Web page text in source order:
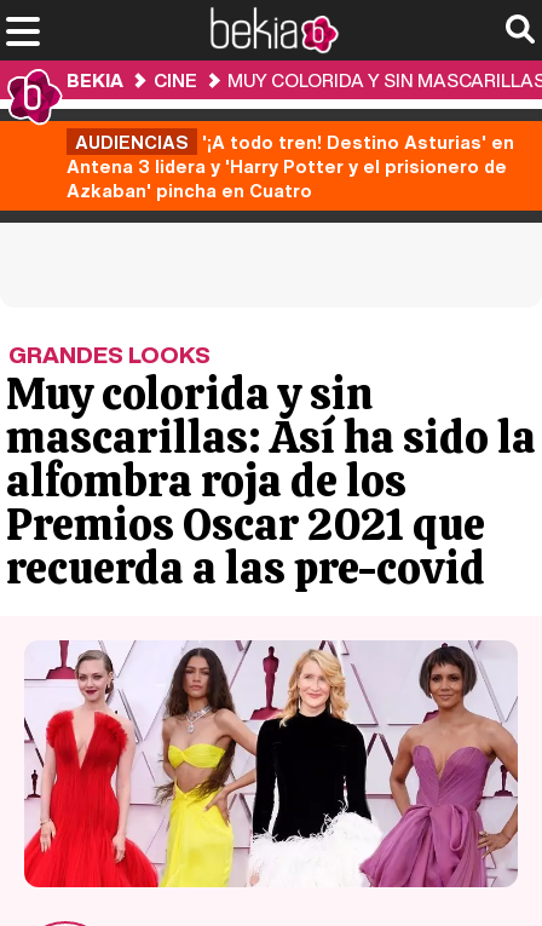
BEKIA CINE MUY COLORIDA Y SIN
AUDIENCIAS '¡A todo tren! Destino Asturias' en
Antena 3 lidera y 'Harry Potter y el prisionero de
Azkaban' pincha en Cuatro
GRANDES LOOKS
Muy colorida y sin
mascarillas: Así ha sido la
alfombra roja de los
Premios Oscar 2021 que
recuerda a las pre-covid